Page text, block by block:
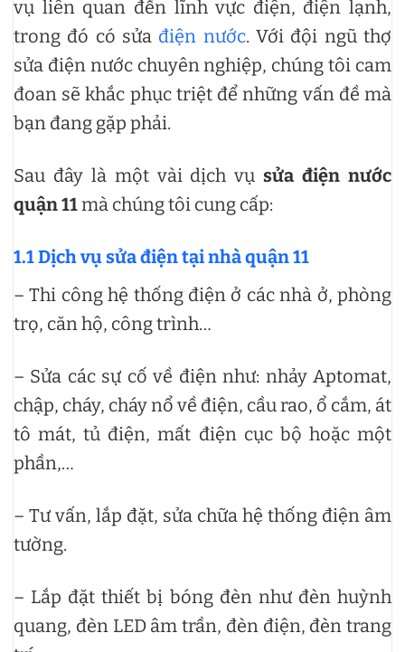
vụ liên quan đến lĩnh vực điện, điện lạnh,
trong đó có sửa điện nước. Với đội ngũ thợ
sửa điện nước chuyên nghiệp, chúng tôi cam
đoan sẽ khắc phục triệt để những vấn đề mà
bạn đang gặp phải.
Sau đây là một vài dịch vụsửa điện nước
quận 11mà chúng tôi cung cấp:
1.1 Dịch vụ sửa điện tại nhà quận 11
– Thi công hệ thống điện ở các nhà ở, phòng
trọ, căn hộ, công trình…
– Sửa các sự cố về điện như: nhảy Aptomat,
chập, cháy, cháy nổ về điện, cầu rao, ổ cắm, át
tô mát, tủ điện, mất điện cục bộ hoặc một
phần,…
– Tư vấn, lắp đặt, sửa chữa hệ thống điện âm
tường.
– Lắp đặt thiết bị bóng đèn như đèn huỳnh
quang, đèn LED âm trần, đèn điện, đèn trang